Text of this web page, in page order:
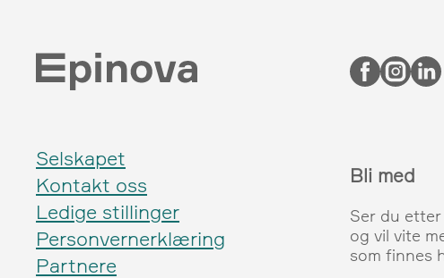
Selskapet
Kontakt oss
Ledige stillinger
Personvernerklæring
Partnere
Bli med
Ser du
og vil vite
som finnes